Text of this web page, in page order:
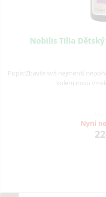
Nobilis Tilia
Popis:Zbavte své nejmenší
kolem nosu
Nyní